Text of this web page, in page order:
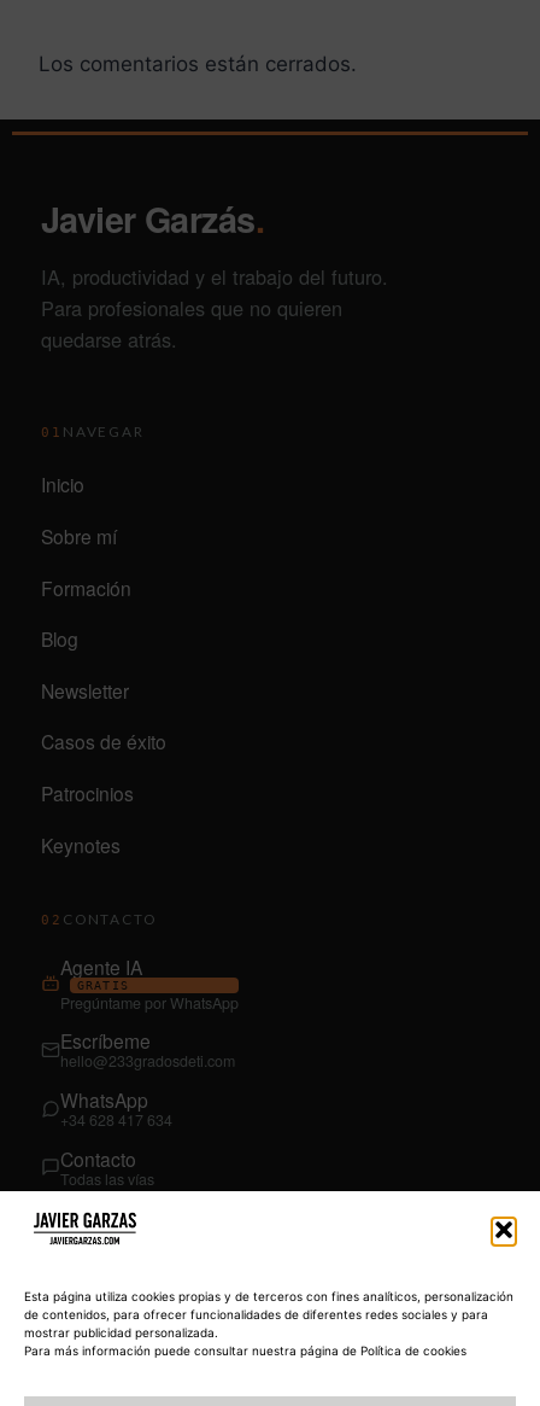
Esta página utiliza cookies propias y de terceros con fines analíticos, personalización
de contenidos, para ofrecer funcionalidades de diferentes redes sociales y para
mostrar publicidad personalizada.
Para más información puede consultar nuestra página de Política de cookies
Los comentarios están cerrados.
Javier Garzás.
IA, productividad y el trabajo del futuro.
Para profesionales que no quieren
quedarse atrás.
01 NAVEGAR
Inicio
Sobre mí
Formación
Blog
Newsletter
Casos de éxito
Patrocinios
Keynotes
02 CONTACTO
Agente IA
GRATIS
Pregúntame por WhatsApp
Escríbeme
hello@233gradosdeti.com
WhatsApp
+34 628 417 634
Contacto
Todas las vías
03SÍGUEME
YouTube
@JavierGarzas
LinkedIn